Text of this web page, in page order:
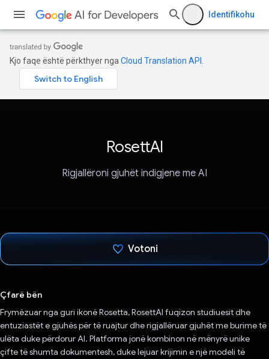
Identifikohu
Kjo faqe është përkthyer nga Cloud Translation API
RosettAI
Rigjallëroni gjuhët indigjene me AI
Votoni
Çfarë bën
Frymëzuar nga guri ikonë Rosetta, RosettAI fuqizon studiuesit dhe
entuziastët e gjuhës për të ruajtur dhe rigjallëruar gjuhët me burime të
ulëta duke përdorur AI. Platforma jonë kombinon në mënyrë unike
çifte të shumta dokumentesh, duke lejuar krijimin e një modeli të